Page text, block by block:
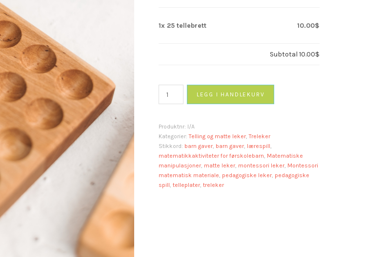
1x 25 tellebrett 10.00$
Subtotal 10.00$
LEGG I HANDLEKURV
Produktnr: I/A
Kategorier:Telling og matte leker,Treleker
Stikkord: barn gaver, barn gaver, lærespill,
matematikkaktiviteter for førskolebarn, Matematiske
manipulasjoner, matte leker, montessori leker, Montessori
matematisk materiale, pedagogiske leker, pedagogiske
spill, telleplater, treleker